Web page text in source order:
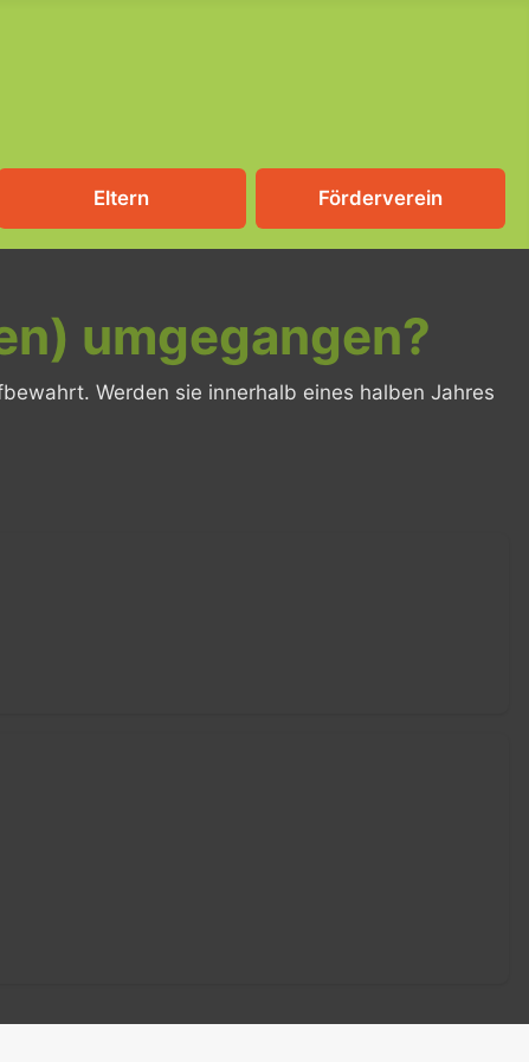
Eltern Förderverein
umgegangen?
Werden sie innerhalb eines halben Jahres